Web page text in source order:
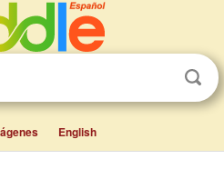
English